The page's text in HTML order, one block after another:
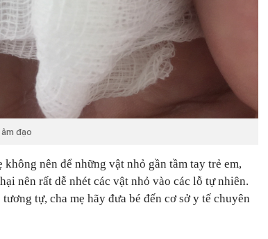
đạo
không nên để những vật nhỏ gần tầm tay trẻ em,
nên rất dễ nhét các vật nhỏ vào các lỗ tự nhiên.
tự, cha mẹ hãy đưa bé đến cơ sở y tế chuyên